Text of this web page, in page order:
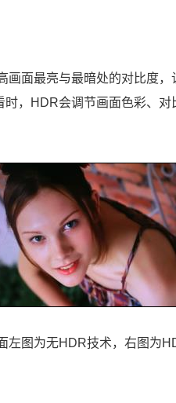
面最亮与最暗处的对比度，
，HDR会调节画面色彩、对
左图为无HDR技术，右图为